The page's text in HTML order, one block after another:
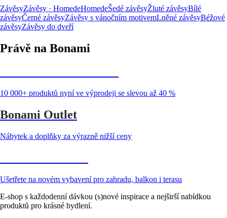
ZávěsyZávěsy · HomedeHomedeŠedé závěsyŽluté závěsyBílé
závěsyČerné závěsyZávěsy s vánočním motivemLněné závěsyBéžové
závěsyZávěsy do dveří
Právě na Bonami
10 000+ produktů nyní ve výprodeji se slevou až 40 %
Bonami Outlet
Nábytek a doplňky za výrazně nižší ceny
Ušetřete na novém vybavení pro zahradu, balkon i terasu
E-shop s každodenní dávkou (s)nové inspirace a nejširší nabídkou
produktů pro krásné bydlení.